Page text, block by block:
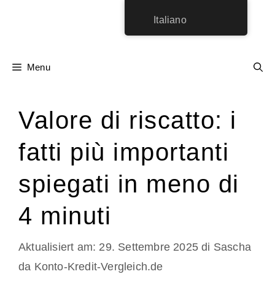
Menu
Valore di riscatto: i
fatti più importanti
spiegati in meno di
4 minuti
29. Settembre 2025 di Sascha
da Konto-Kredit-Vergleich.de
Italiano